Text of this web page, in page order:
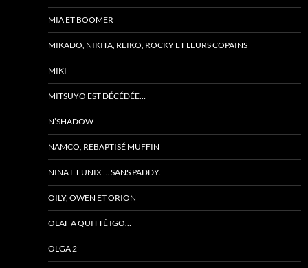
MIA ET BOOMER
MIKADO, NIKITA, REIKO, ROCKY ET LEURS COPAINS
MIKI
MITSUYO EST DÉCÉDÉE…
N’SHADOW
NAMCO, REBAPTISÉ MUFFIN
NINA ET UNIX … SANS PADDY.
OILY, OWEN ET ORION
OLAF A QUITTÉ IGO…
OLGA 2